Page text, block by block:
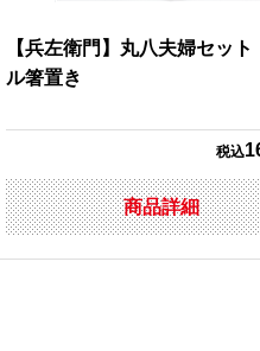
【兵左衛門】丸八夫婦セッ
ル箸置き
税込
商品詳細